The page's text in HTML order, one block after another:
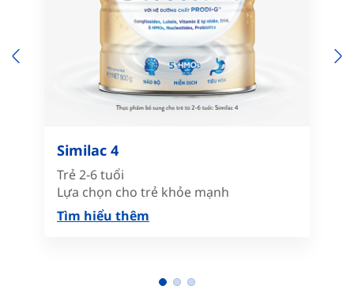
Similac 4
Trẻ 2-6 tuổi
Lựa chọn cho trẻ khỏe mạnh
Tìm hiểu thêm